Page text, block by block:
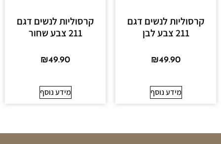
קרסוליות לנשים דגם
211 צבע לבן
₪49.90
מידע נוסף
קרסוליות לנשים דגם
211 צבע שחור
₪49.90
מידע נוסף